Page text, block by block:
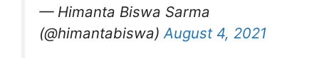
— Himanta Biswa Sarma
(@himantabiswa) August 4, 2021